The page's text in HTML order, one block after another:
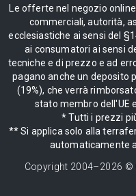
Le offerte nel negozio
commerciali, autorità,
ecclesiastiche ai sensi del
ai consumatori ai sensi
tecniche e di prezzo e ad
pagano anche un deposito
(19%), che verrà
stato membro dell'UE
* Tutti i prezzi
** Si applica solo alla
automaticamente
Copyright 2004–2026 ©